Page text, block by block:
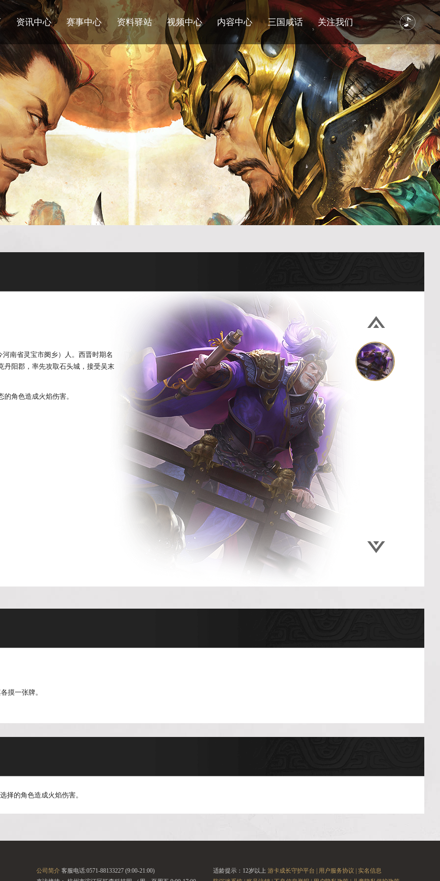
资讯中心 赛事中心 资料驿站 视频中心 内容中心 三国咸话 关注我们
丹阳郡，率先攻取石头城，接受吴末
角色造成火焰伤害。
摸一张牌。
择的角色造成火焰伤害。
公司简介 客服电话:0571-88133227 (9:00-21:00)
适龄提示：12岁以上 游卡成长守护平台 | 用户服务协议 |
实名信息